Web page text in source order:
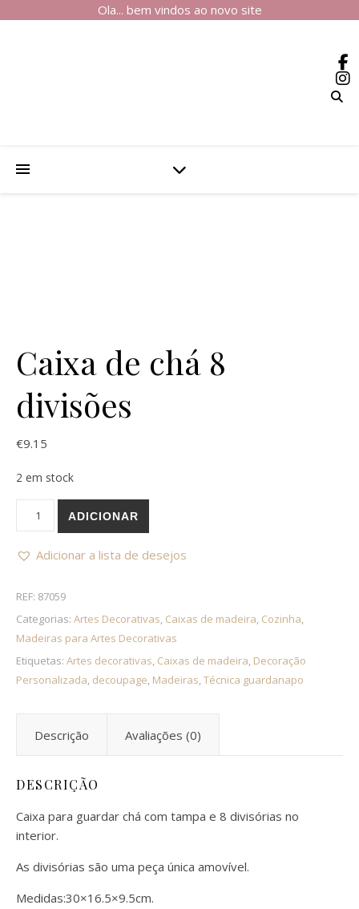
Ola... bem vindos ao novo site
Caixa de chá 8
divisões
€9.15
2 em stock
Quantidade de Caixa de chá 8 divisões
ADICIONAR
Adicionar a lista de desejos
REF: 87059
Categorias: Artes Decorativas, Caixas de madeira, Cozinha,
Madeiras para Artes Decorativas
Etiquetas: Artes decorativas, Caixas de madeira, Decoração
Personalizada, decoupage, Madeiras,Técnica guardanapo
Descrição Avaliações (0)
DESCRIÇÃO
Caixa para guardar chá com tampa e 8 divisórias no
interior.
As divisórias são uma peça única amovível.
Medidas:30×16.5×9.5cm.